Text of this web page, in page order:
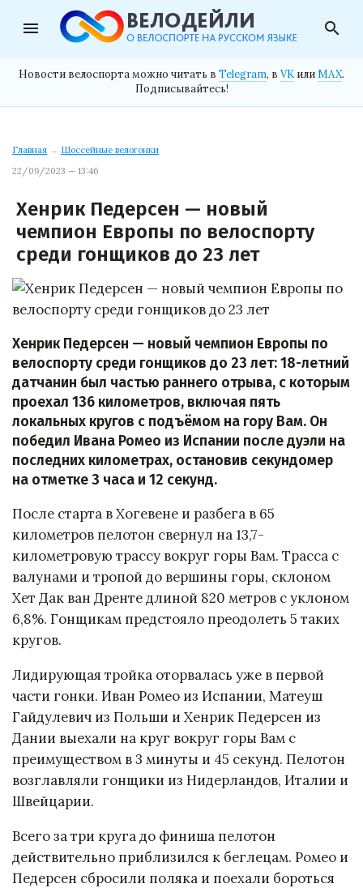
menu search
Новости велоспорта можно читать в Telegram, в VK илиMAX.
Подписывайтесь!
Главная → Шоссейные велогонки
22/09/2023 — 13:46
Хенрик Педерсен — новый
чемпион Европы по велоспорту
среди гонщиков до 23 лет
Хенрик Педерсен — новый чемпион Европы по
велоспорту среди гонщиков до 23 лет: 18-летний
датчанин был частью раннего отрыва, с которым
проехал 136 километров, включая пять
локальных кругов с подъёмом на гору Вам. Он
победил Ивана Ромео из Испании после дуэли на
последних километрах, остановив секундомер
на отметке 3 часа и 12 секунд.
После старта в Хогевене и разбега в 65
километров пелотон свернул на 13,7-
километровую трассу вокруг горы Вам. Трасса с
валунами и тропой до вершины горы, склоном
Хет Дак ван Дренте длиной 820 метров с уклоном
6,8%. Гонщикам предстояло преодолеть 5 таких
кругов.
Лидирующая тройка оторвалась уже в первой
части гонки. Иван Ромео из Испании, Матеуш
Гайдулевич из Польши и Хенрик Педерсен из
Дании выехали на круг вокруг горы Вам с
преимуществом в 3 минуты и 45 секунд. Пелотон
возглавляли гонщики из Нидерландов, Италии и
Швейцарии.
Всего за три круга до финиша пелотон
действительно приблизился к беглецам. Ромео и
Педерсен сбросили поляка и поехали бороться